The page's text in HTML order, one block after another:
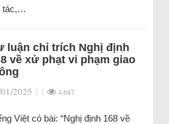
tác,…
luận chỉ trích Nghị định
về xử phạt vi phạm giao
2025 | | 4.687
Việt có bài: “Nghị định 168 về